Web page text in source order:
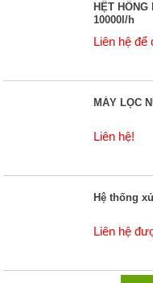
HỆT
10000l/h
Liên hệ
MÁY LỌC
Liên hệ!
Hệ thống
Liên hệ